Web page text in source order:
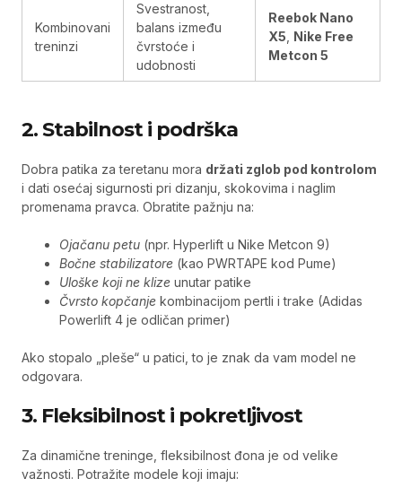
Kombinovani
treninzi
Svestranost,
balans između
čvrstoće i
udobnosti
Reebok Nano
X5 Nike Free
Metcon 5
2. Stabilnost i podrška
Dobra patika za teretanu mora držati zglob pod kontrolom
i dati osećaj sigurnosti pri dizanju, skokovima i naglim
promenama pravca. Obratite pažnju na:
Ojačanu petu (npr. Hyperlift u Nike Metcon 9)
Bočne stabilizatore (kao PWRTAPE kod Pume)
Uloške koji ne klize unutar patike
Čvrsto kopčanje kombinacijom pertli i trake (Adidas
Powerlift 4 je odličan primer)
Ako stopalo „pleše“ u patici, to je znak da vam model ne
odgovara.
3. Fleksibilnost i pokretljivost
Za dinamične treninge, fleksibilnost đona je od velike
važnosti. Potražite modele koji imaju: